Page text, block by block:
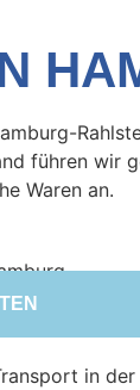
führen wir
Waren an.
in